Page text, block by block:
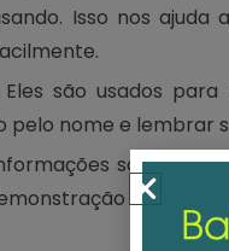
Isso nos
Eles são usados
nome e lembrar
sobre os
sobre o